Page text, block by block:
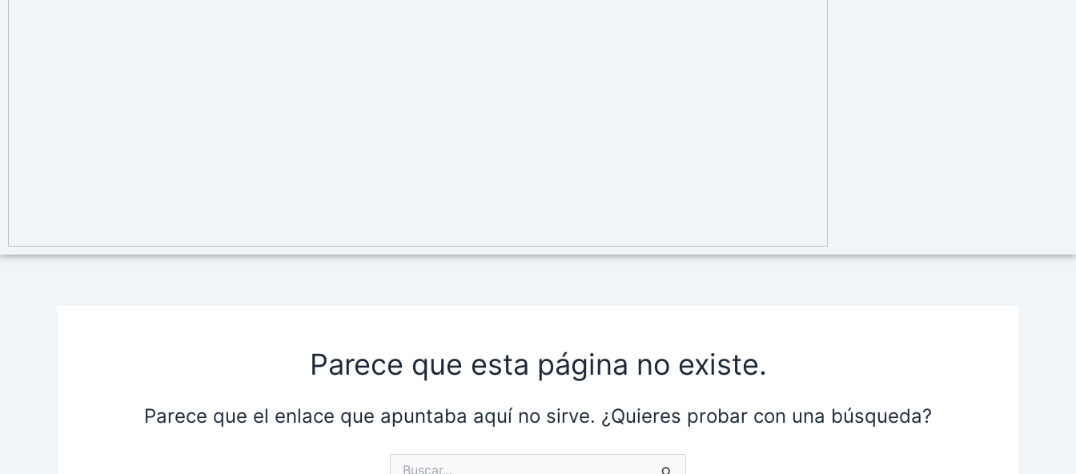
Parece que esta página no existe.
Parece que el enlace que apuntaba aquí no sirve. ¿Quieres probar con una búsqueda?
Buscar